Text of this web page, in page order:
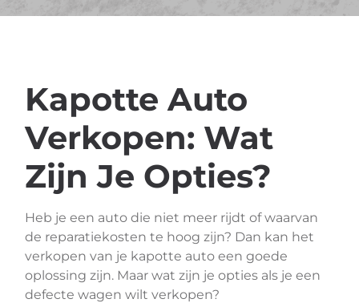
Kapotte Auto
Verkopen: Wat
Zijn Je Opties?
Heb je een auto die niet meer rijdt of waarvan
de reparatiekosten te hoog zijn? Dan kan het
verkopen van je kapotte auto een goede
oplossing zijn. Maar wat zijn je opties als je een
defecte wagen wilt verkopen?